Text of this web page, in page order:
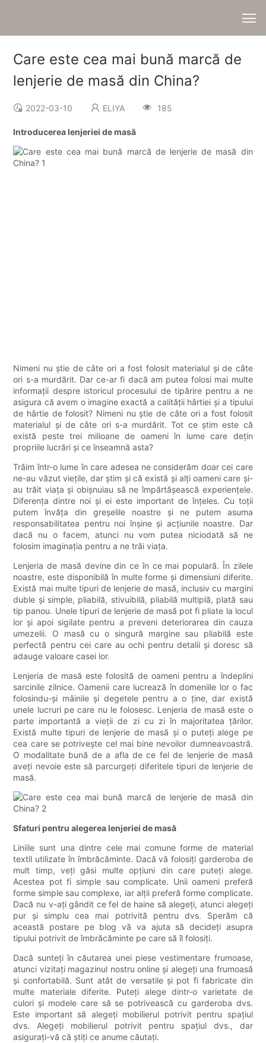
Care este cea mai bună marcă de
lenjerie de masă din China?
2022-03-10 ELIYA 185
Introducerea lenjeriei de masă
Nimeni nu știe de câte ori a fost folosit materialul și de câte
ori s-a murdărit. Dar ce-ar fi dacă am putea folosi mai multe
informații despre istoricul procesului de tipărire pentru a ne
asigura că avem o imagine exactă a calității hârtiei și a tipului
de hârtie de folosit? Nimeni nu știe de câte ori a fost folosit
materialul și de câte ori s-a murdărit. Tot ce știm este că
există peste trei milioane de oameni în lume care dețin
propriile lucrări și ce înseamnă asta?
Trăim într-o lume în care adesea ne considerăm doar cei care
ne-au văzut viețile, dar știm și că există și alți oameni care și-
au trăit viața și obișnuiau să ne împărtășească experiențele.
Diferența dintre noi și ei este important de înțeles. Cu toții
putem învăța din greșelile noastre și ne putem asuma
responsabilitatea pentru noi înșine și acțiunile noastre. Dar
dacă nu o facem, atunci nu vom putea niciodată să ne
folosim imaginația pentru a ne trăi viața.
Lenjeria de masă devine din ce în ce mai populară. În zilele
noastre, este disponibilă în multe forme și dimensiuni diferite.
Există mai multe tipuri de lenjerie de masă, inclusiv cu margini
duble și simple, pliabilă, stivuibilă, pliabilă multiplă, plată sau
tip panou. Unele tipuri de lenjerie de masă pot fi pliate la locul
lor și apoi sigilate pentru a preveni deteriorarea din cauza
umezelii. O masă cu o singură margine sau pliabilă este
perfectă pentru cei care au ochi pentru detalii și doresc să
adauge valoare casei lor.
Lenjeria de masă este folosită de oameni pentru a îndeplini
sarcinile zilnice. Oamenii care lucrează în domeniile lor o fac
folosindu-și mâinile și degetele pentru a o ține, dar există
unele lucruri pe care nu le folosesc. Lenjeria de masă este o
parte importantă a vieții de zi cu zi în majoritatea țărilor.
Există multe tipuri de lenjerie de masă și o puteți alege pe
cea care se potrivește cel mai bine nevoilor dumneavoastră.
O modalitate bună de a afla de ce fel de lenjerie de masă
aveți nevoie este să parcurgeți diferitele tipuri de lenjerie de
masă.
Sfaturi pentru alegerea lenjeriei de masă
Liniile sunt una dintre cele mai comune forme de material
textil utilizate în îmbrăcăminte. Dacă vă folosiți garderoba de
mult timp, veți găsi multe opțiuni din care puteți alege.
Acestea pot fi simple sau complicate. Unii oameni preferă
forme simple sau complexe, iar alții preferă forme complicate.
Dacă nu v-ați gândit ce fel de haine să alegeți, atunci alegeți
pur și simplu cea mai potrivită pentru dvs. Sperăm că
această postare pe blog vă va ajuta să decideți asupra
tipului potrivit de îmbrăcăminte pe care să îl folosiți.
Dacă sunteți în căutarea unei piese vestimentare frumoase,
atunci vizitați magazinul nostru online și alegeți una frumoasă
și confortabilă. Sunt atât de versatile și pot fi fabricate din
multe materiale diferite. Puteți alege dintr-o varietate de
culori și modele care să se potrivească cu garderoba dvs.
Este important să alegeți mobilierul potrivit pentru spațiul
dvs. Alegeți mobilierul potrivit pentru spațiul dvs., dar
asigurați-vă că știți ce anume căutați.